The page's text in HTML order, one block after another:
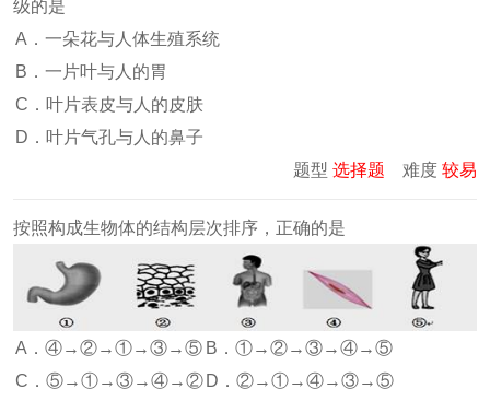
级的是
A．一朵花与人体生殖系统
B．一片叶与人的胃
C．叶片表皮与人的皮肤
D．叶片气孔与人的鼻子
题型 选择题 难度 较易
按照构成生物体的结构层次排序，正确的是
A．④→②→①→③→⑤ B．①→②→③→④→⑤
C．⑤→①→③→④→② D．②→①→④→③→⑤